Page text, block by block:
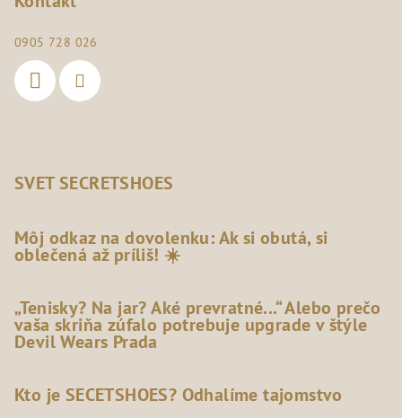
0905 728 026
SVET SECRETSHOES
Môj odkaz na dovolenku: Ak si obutá, si
oblečená až príliš! ☀️
„Tenisky? Na jar? Aké prevratné...“ Alebo prečo
vaša skriňa zúfalo potrebuje upgrade v štýle
Devil Wears Prada
Kto je SECETSHOES? Odhalíme tajomstvo